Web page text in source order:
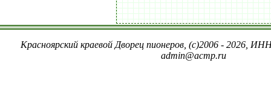
Красноярский краевой Дворец пионеров, (c)2006 - 2026,
admin@acmp.ru